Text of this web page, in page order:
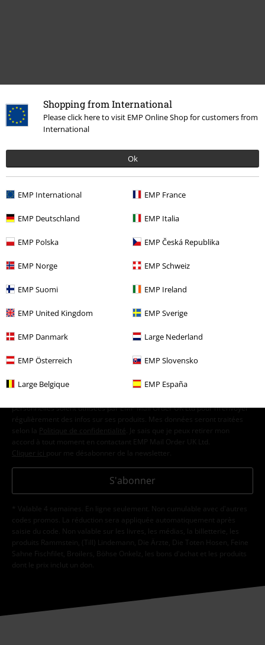
Shopping from International
Please click here to visit EMP Online Shop for customers from
International
Ok
EMP International EMP France
EMP Deutschland EMP Italia
EMP Polska EMP Česká Republika
EMP Norge EMP Schweiz
EMP Suomi EMP Ireland
EMP United Kingdom EMP Sverige
EMP Danmark Large Nederland
EMP Österreich EMP Slovensko
Large Belgique EMP España
Plus de catégories. Plus d'options.
Vêtements de marque Killstar
Thèmes Gothic Gothic Femme
Accessoires Sacs Sacs à main
Nouveautés
E-Mail Newsletter
Profitez d'une remise de 15 % en vous
abonnant maintenant !
Plus d'informations
personnelles soient utilisées par EMP Mail Order UK Ltd pour m’envoyer
régulièrement des infos sur ses produits. Mes données seront traitées
selon la
Politique de confidentialité . Je sais que je peux retirer mon
accord à tout moment en contactant EMP Mail Order UK Ltd.
Cliquer ici pour me désabonner de la newsletter.
S'abonner
* Valable 4 semaines. En ligne seulement. Non cumulable avec d'autres
codes promos. La réduction sera appliquée automatiquement après
saisie du code. Non valable sur les livres, les médias, la billetterie, les
produits Rammstein, (Till) Lindemann, Die Ärzte, Die Toten Hosen, Feine
Sahne Fischfilet, Broilers, Böhse Onkelz, les bons d'achat et les produits
dont le prix inclut un don.